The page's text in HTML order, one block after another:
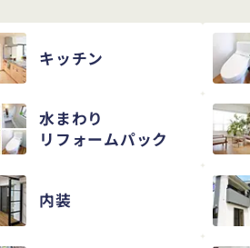
キッチン
水まわり
リフォームパック
内装